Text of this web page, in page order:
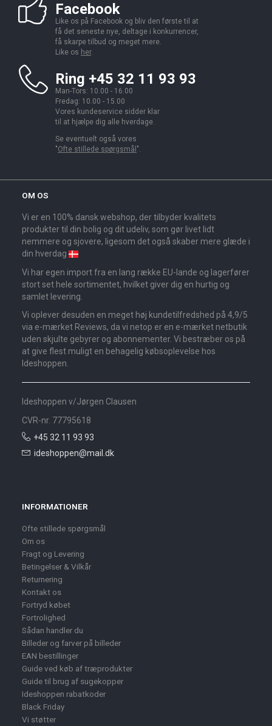
Facebook
Like os på Facebook og bliv den første til at
få det seneste nye, deltage i konkurrencer,
få skarpe tilbud og meget mere.
Like os her.
Ring +45 32 11 93 93
Man-Tors: 10.00 - 16.00
Fredag: 10.00 - 15.00
Vores kundeservice sidder klar
til at hjælpe dig alle hverdage.
Se eventuelt også vores
"Ofte stillede spørgsmål ".
OM OS
Vi er en 100% dansk webshop, der tilbyder kvalitets
produkter til din bolig og dit udeliv, som gør livet lidt
nemmere og sjovere, ligesom det også skaber mere glæde i
din hverdag
Vi har egen import fra en lang række EU-lande og lagerfører
stort set hele sortimentet, hvilket giver dig en hurtig og
samlet levering.
Vi oplever desuden en meget høj kundetilfredshed på 4,9/5
via e-mærket Reviews, da vi netop er en e-mærket netbutik
uden skjulte gebyrer og abonnementer. Vi bestræber os på
at give flest muligt en behagelig købsoplevelse hos
Ideshoppen.
Ideshoppen v/Jørgen Clausen
CVR-nr. 77795618
+45 32 11 93 93
ideshoppen@mail.dk
INFORMATIONER
Ofte stillede spørgsmål
Om os
Fragt og Levering
Betingelser & Vilkår
Returnering
Kontakt os
Fortryd købet
Fortrolighed
Sådan handler du
Billeder og farver på billeder
EAN bestillinger
Guide ved køb af træprodukter
Guide til brug af sugekopper
Ideshoppen rabatkoder
Black Friday
Vi støtter